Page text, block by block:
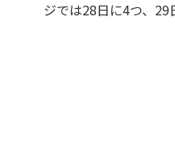
ジでは28日に4つ、29